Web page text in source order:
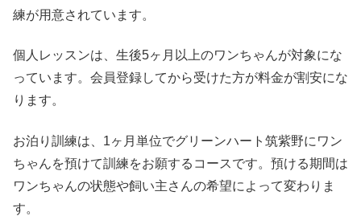
練が用意されています。
個人レッスンは、生後5ヶ月以上のワンちゃんが対象にな
っています。会員登録してから受けた方が料金が割安にな
ります。
お泊り訓練は、1ヶ月単位でグリーンハート筑紫野にワン
ちゃんを預けて訓練をお願するコースです。預ける期間は
ワンちゃんの状態や飼い主さんの希望によって変わりま
す。